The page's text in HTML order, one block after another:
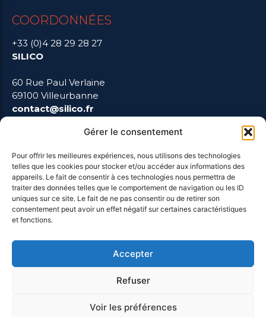
Gérer le consentement
Pour offrir les meilleures expériences, nous utilisons des technologies
telles que les cookies pour stocker et/ou accéder aux informations des
appareils. Le fait de consentir à ces technologies nous permettra de
traiter des données telles que le comportement de navigation ou les ID
uniques sur ce site. Le fait de ne pas consentir ou de retirer son
consentement peut avoir un effet négatif sur certaines caractéristiques
et fonctions.
Accepter
Refuser
Voir les préférences
COORDONNÉES
+33 (0)4 28 29 28 27
SILICO
60 Rue Paul Verlaine
69100 Villeurbanne
contact@silico.fr
LIENS UTILES
Mentions Légales